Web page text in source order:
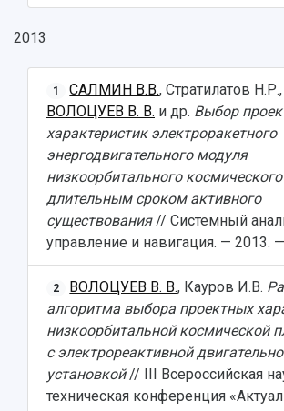
2013
1 САЛМИН В.В., Стратилатов Н.Р.,
ВОЛОЦУЕВ В. В. и др. Выбор
характеристик электроракетного
энергодвигательного модуля
низкоорбитального
длительным сроком активного
существования// Системный
управление и навигация. — 2013.
2 ВОЛОЦУЕВ В. В., Кауров И.В.
алгоритма выбора проектных
низкоорбитальной космической
с электрореактивной
установкой// III Всероссийская
техническая конференция